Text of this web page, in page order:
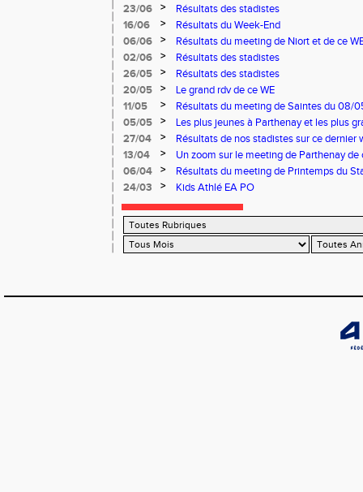
23/06
>
Résultats des stadistes
16/06
>
Résultats du Week-End
06/06
>
Résultats du meeting de Niort et de ce
02/06
>
Résultats des stadistes
26/05
>
Résultats des stadistes
20/05
>
Le grand rdv de ce WE
11/05
>
Résultats du meeting de Saintes du 08/
Niort du 11/05/2025
05/05 >
Les plus jeunes à Parthenay et les plus
03 et 04 mai
27/04 >
Résultats de nos stadistes sur ce dernier
13/04
>
Un zoom sur le meeting de Parthenay
06/04
>
Résultats du meeting de Printemps du
24/03
> Kids Athlé EA PO